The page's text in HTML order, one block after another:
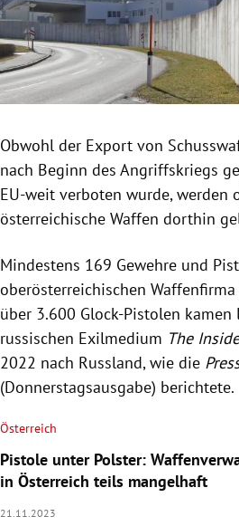
Untermenü
Untermenü
Obwohl der Export von
nach Beginn des Angriffskriegs
EU-weit verboten wurde, werden
österreichische Waffen dorthin
Mindestens 169 Gewehre und
oberösterreichischen Waffenfirma
über 3.600 Glock-Pistolen kamen
russischen Exilmedium The
2022 nach Russland, wie die
(Donnerstagsausgabe) berichtete.
Österreich
Pistole unter Polster:
in Österreich teils mangelhaft
21.11.2023